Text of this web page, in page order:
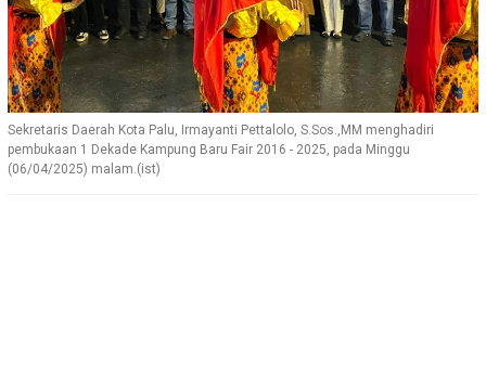
Sekretaris Daerah Kota Palu, Irmayanti Pettalolo, S.Sos.,MM menghadiri
pembukaan 1 Dekade Kampung Baru Fair 2016 - 2025, pada Minggu
(06/04/2025) malam.(ist)